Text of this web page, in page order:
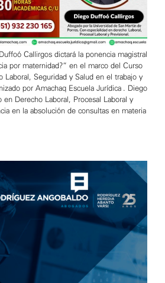
Callirgos dictará la ponencia magistral
por maternidad?” en el marco del Curso
Laboral, Seguridad y Salud en el trabajo y
por Amachaq Escuela Jurídica . Diego
en Derecho Laboral, Procesal Laboral y
en la absolución de consultas en materia